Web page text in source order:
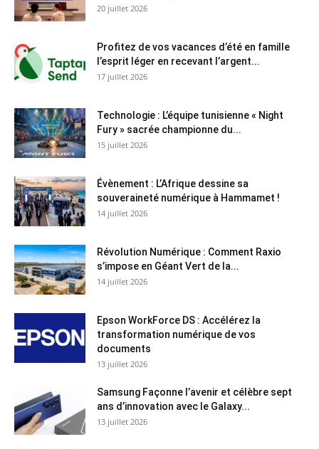
20 juillet 2026
Profitez de vos vacances d’été en famille
l’esprit léger en recevant l’argent...
17 juillet 2026
Technologie : L’équipe tunisienne « Night
Fury » sacrée championne du...
15 juillet 2026
Évènement : L’Afrique dessine sa
souveraineté numérique à Hammamet !
14 juillet 2026
Révolution Numérique : Comment Raxio
s’impose en Géant Vert de la...
14 juillet 2026
Epson WorkForce DS : Accélérez la
transformation numérique de vos
documents
13 juillet 2026
Samsung Façonne l’avenir et célèbre sept
ans d’innovation avec le Galaxy...
13 juillet 2026